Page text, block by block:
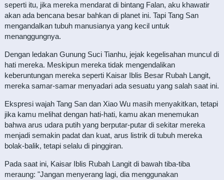
seperti itu, jika mereka mendarat di bintang Falan, aku khawatir
akan ada bencana besar bahkan di planet ini. Tapi Tang San
mengandalkan tubuh manusianya yang kecil untuk
menanggungnya.
Dengan ledakan Gunung Suci Tianhu, jejak kegelisahan muncul di
hati mereka. Meskipun mereka tidak mengendalikan
keberuntungan mereka seperti Kaisar Iblis Besar Rubah Langit,
mereka samar-samar menyadari ada sesuatu yang salah saat ini.
Ekspresi wajah Tang San dan Xiao Wu masih menyakitkan, tetapi
jika kamu melihat dengan hati-hati, kamu akan menemukan
bahwa arus udara putih yang berputar-putar di sekitar mereka
menjadi semakin padat dan kuat, arus listrik di tubuh mereka
bolak-balik, tetapi selalu di pinggiran.
Pada saat ini, Kaisar Iblis Rubah Langit di bawah tiba-tiba
meraung: "Jangan menyerang lagi, dia menggunakan